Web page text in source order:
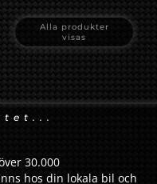
Alla produkter
visas
30.000
hos din lokala bil och